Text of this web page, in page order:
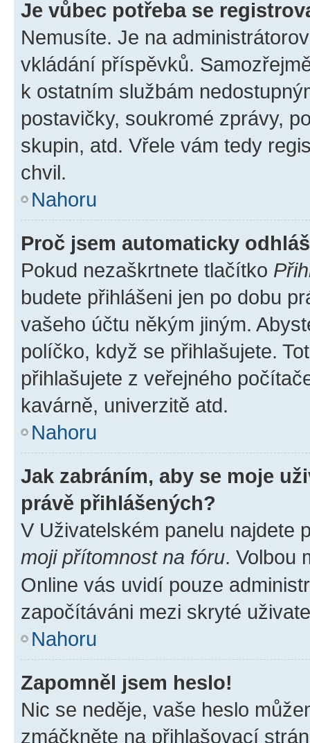
Je vůbec potřeba se
Nemusíte. Je na
vkládání příspěvků.
k ostatním službám
postavičky, soukromé zprávy,
skupin, atd. Vřele vám tedy
chvil.
Nahoru
Proč jsem automaticky
Pokud nezaškrtnete tlačítko
budete přihlášeni jen po dobu
vašeho účtu někým jiným.
políčko, když se přihlašujete.
přihlašujete z veřejného
kavárně, univerzitě atd.
Nahoru
Jak zabráním, aby se moje
právě přihlášených?
V Uživatelském panelu najdete
moji přítomnost na fóru. Volbou
Online vás uvidí pouze
započítáváni mezi skryté
Nahoru
Zapomněl jsem heslo!
Nic se neděje, vaše heslo
zmáčkněte na přihlašovací